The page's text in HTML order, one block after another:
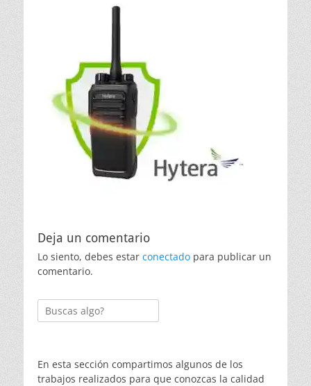
Deja un comentario
Lo siento, debes estar conectado para publicar un
comentario.
Buscar:
En esta sección compartimos algunos de los
trabajos realizados para que conozcas la calidad